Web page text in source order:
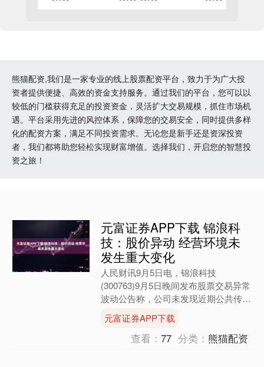
熊猫配资,我们是一家专业的线上股票配资平台，致力于为广大投
资者提供便捷、高效的资金支持服务。通过我们的平台，您可以以
较低的门槛获得充足的投资资金，灵活扩大交易规模，抓住市场机
遇。平台采用先进的风控体系，保障您的交易安全，同时提供多样
化的配资方案，满足不同投资需求。无论您是新手还是资深投资
者，我们都将助您轻松实现财富增值。选择我们，开启您的智慧投
资之旅！
元富证券APP下载 锦浪科
技：股价异动 经营环境未
发生重大变化
人民财讯9月5日电，锦浪科技
(300763)9月5日晚间发布股票交易异常
波动公告称，公司未发现近期公共传媒
报道了与公司相关且市场关注度较高的
信息；公司近期经营情....
元富证券APP下载
查看：77 分类： 熊猫配资